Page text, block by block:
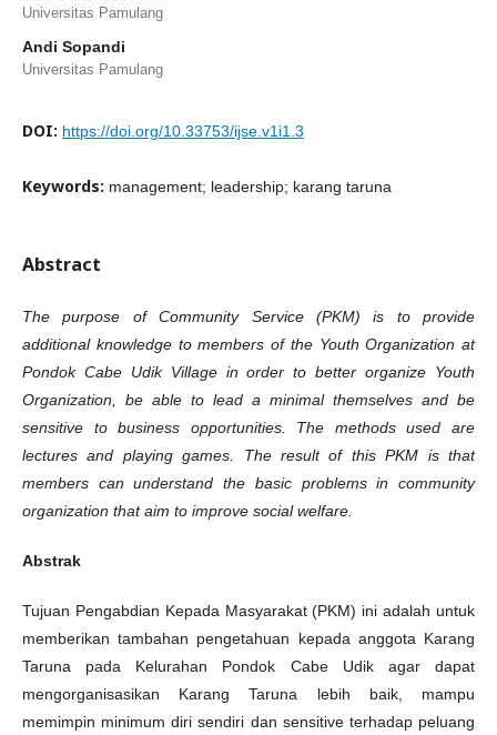
Universitas Pamulang
Andi Sopandi
Universitas Pamulang
DOI: https://doi.org/10.33753/ijse.v1i1.3
Keywords: management; leadership; karang taruna
Abstract
The purpose of Community Service (PKM) is to provide
additional knowledge to members of the Youth Organization at
Pondok Cabe Udik Village in order to better organize Youth
Organization, be able to lead a minimal themselves and be
sensitive to business opportunities. The methods used are
lectures and playing games. The result of this PKM is that
members can understand the basic problems in community
organization that aim to improve social welfare.
Abstrak
Tujuan Pengabdian Kepada Masyarakat (PKM) ini adalah untuk
memberikan tambahan pengetahuan kepada anggota Karang
Taruna pada Kelurahan Pondok Cabe Udik agar dapat
mengorganisasikan Karang Taruna lebih baik, mampu
memimpin minimum diri sendiri dan sensitive terhadap peluang